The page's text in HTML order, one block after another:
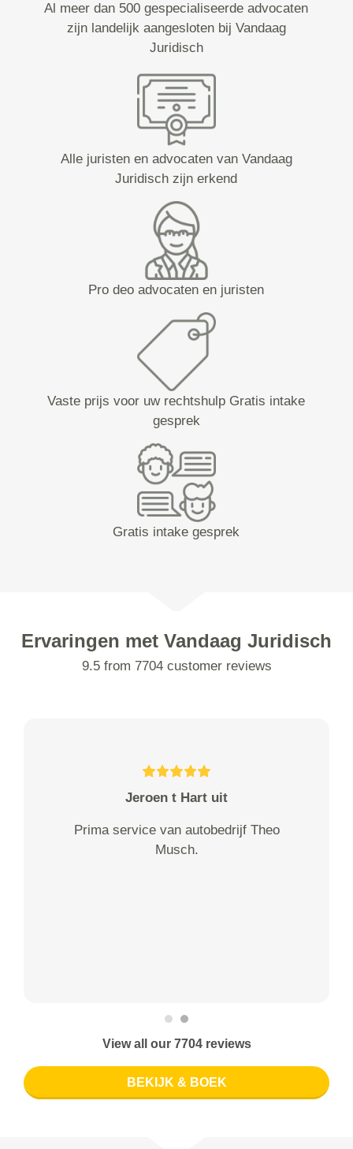
Al meer dan 500 gespecialiseerde advocaten
zijn landelijk aangesloten bij Vandaag
Juridisch
Alle juristen en advocaten van Vandaag
Juridisch zijn erkend
Pro deo advocaten en juristen
Vaste prijs voor uw rechtshulp Gratis intake
gesprek
Gratis intake gesprek
Ervaringen met Vandaag Juridisch
9.5 from 7704 customer reviews
Jeroen t Hart uit
Prima service van autobedrijf Theo
Musch.
View all our 7704 reviews
BEKIJK & BOEK